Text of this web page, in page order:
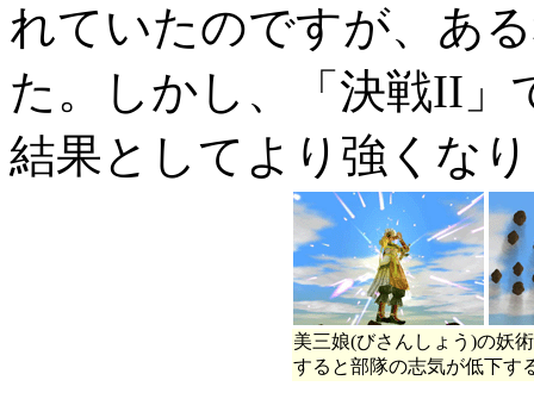
れていたのですが、あ
た。しかし、「決戦II」
結果としてより強くな
美三娘(びさんしょう)の妖
すると部隊の志気が低下す